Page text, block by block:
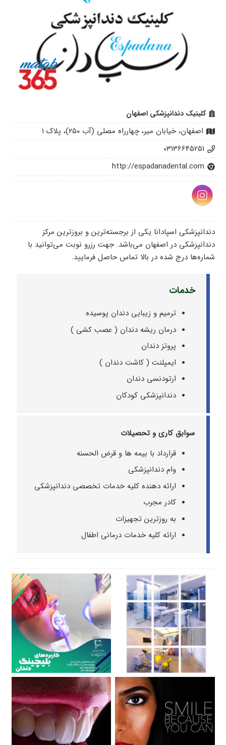
کلینیک دندانپزشکی اصفهان
اصفهان، خیابان میر، چهارراه مصلی (آب ۲۵۰)، پلاک ۱
03136645251
http://espadanadental.com
دندانپزشکی اسپادانا یکی از برجسته‌ترین و بروزترین مرکز
دندانپزشکی در اصفهان می‌باشد. جهت رزرو نوبت می‌توانید با
شماره‌ها درج شده در بالا تماس حاصل فرمایید.
خدمات
ترمیم و زیبایی دندان پوسیده
درمان ریشه دندان ( عصب کشی )
پروتز دندان
ایمپلنت ( کاشت دندان )
ارتودنسی دندان
دندانپزشکی کودکان
سوابق کاری و تحصیلات
قرارداد با بیمه ها و قرض الحسنه
وام دندانپزشکی
ارائه دهنده کلیه خدمات تخصصی دندانپزشکی
کادر مجرب
به روزترین تجهیزات
ارائه کلیه خدمات درمانی اطفال